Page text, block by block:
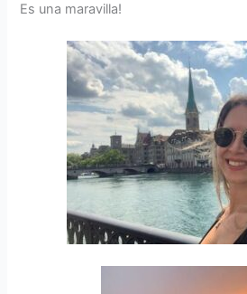
Es una maravilla!